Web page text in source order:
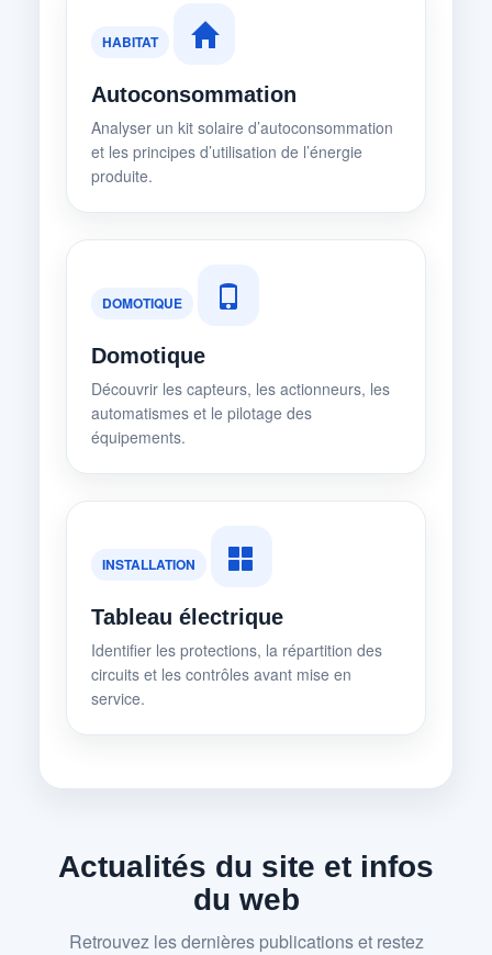
HABITAT
Autoconsommation
Analyser un kit solaire d’autoconsommation
et les principes d’utilisation de l’énergie
produite.
DOMOTIQUE
Domotique
Découvrir les capteurs, les actionneurs, les
automatismes et le pilotage des
équipements.
INSTALLATION
Tableau électrique
Identifier les protections, la répartition des
circuits et les contrôles avant mise en
service.
Actualités du site et infos
du web
Retrouvez les dernières publications et restez